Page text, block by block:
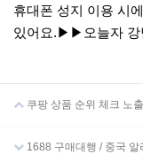
휴대폰 성지 이용 시
있어요.​▶▶오늘자
쿠팡 상품 순위 체크 노
1688 구매대행 / 중국 알